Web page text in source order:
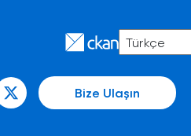
Bize Ulaşın